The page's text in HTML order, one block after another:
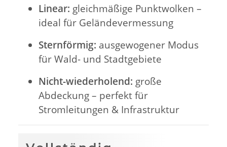
Linear: gleichmäßige Punktwolken –
ideal für Geländevermessung
Sternförmig: ausgewogener Modus
für Wald- und Stadtgebiete
Nicht-wiederholend: große
Abdeckung – perfekt für
Stromleitungen & Infrastruktur